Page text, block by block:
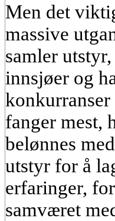
Men det
massive
samler
innsjøer og
fanger mest,
belønnes
utstyr for å
erfaringer,
samværet